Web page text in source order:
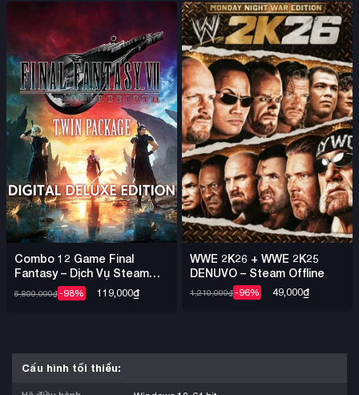
Combo 12 Game Final
Fantasy – Dịch Vụ Steam
Offline Nhiều Game
6,800,000₫-98% 119,000₫
WWE 2K26 + WWE 2K25
DENUVO – Steam Offline
1,210,000₫-96% 49,000₫
Cấu hình tối thiểu: